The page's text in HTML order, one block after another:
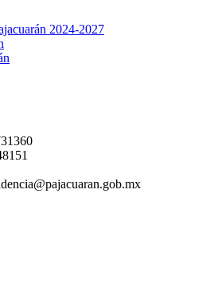
2024-2027